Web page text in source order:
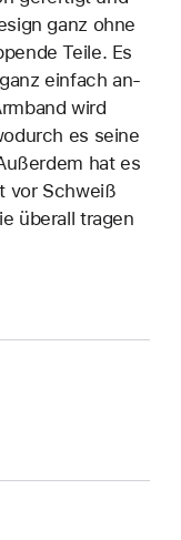
ganz ohne
Teile. Es
einfach an‑
wird
es seine
hat es
vor Schweiß
überall tragen